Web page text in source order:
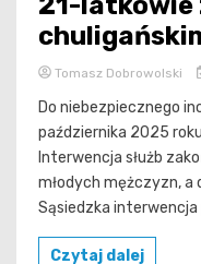
Tomasz Dobrowolski
Do niebezpiecznego
października 2025
Interwencja służb
młodych mężczyzn, a
Sąsiedzka interwencja
Czytaj dalej